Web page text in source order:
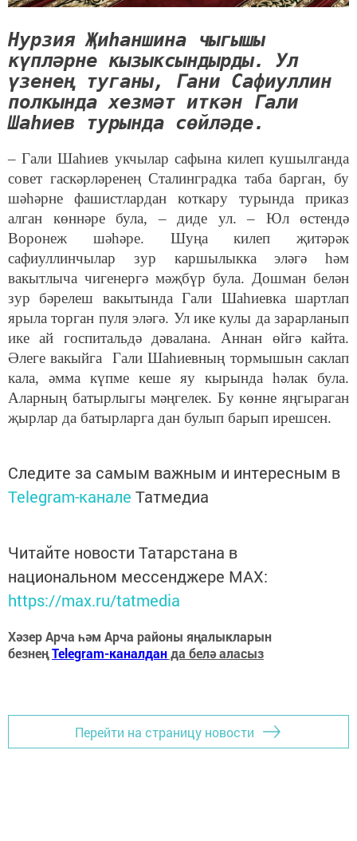
Нурзия Җиһаншина чыгышы
күпләрне кызыксындырды. Ул
үзенең туганы, Гани Сафиуллин
полкында хезмәт иткән Гали
Шаһиев турында сөйләде.
– Гали Шаһиев укчылар сафына килеп кушылганда
совет гаскәрләренең Сталинградка таба барган, бу
шәһәрне фашистлардан коткару турында приказ
алган көннәре була, – диде ул. – Юл өстендә
Воронеж шәһәре. Шуңа килеп җитәрәк
сафиуллинчылар зур каршылыкка эләгә һәм
вакытлыча чигенергә мәҗбүр була. Дошман белән
зур бәрелеш вакытында Гали Шаһиевка шартлап
ярыла торган пуля эләгә. Ул ике кулы да зарарланып
ике ай госпитальдә дәвалана. Аннан өйгә кайта.
Әлеге вакыйга Гали Шаһиевның тормышын саклап
кала, әмма күпме кеше яу кырында һәлак була.
Аларның батырлыгы мәңгелек. Бу көнне яңгыраган
җырлар да батырларга дан булып барып ирешсен.
Следите за самым важным и интересным в
Telegram-канале Татмедиа
Читайте новости Татарстана в
национальном мессенджере MАХ:
https://max.ru/tatmedia
Хәзер Арча һәм Арча районы яңалыкларын
безнеңTelegram-каналданда белә аласыз
Перейти на страницу новости